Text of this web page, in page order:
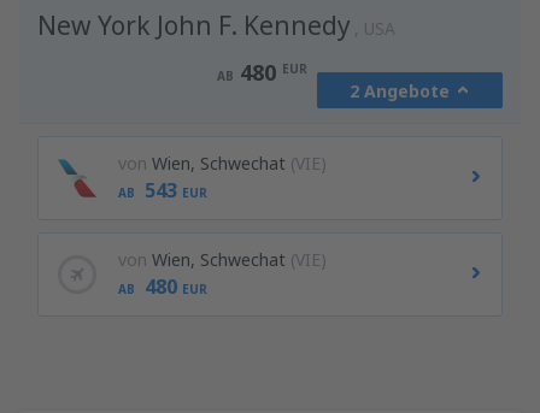
New York John F. Kennedy USA
AB 480 EUR
2 Angebote
von Wien, Schwechat (VIE)
AB 543 EUR
von Wien, Schwechat (VIE)
AB 480 EUR